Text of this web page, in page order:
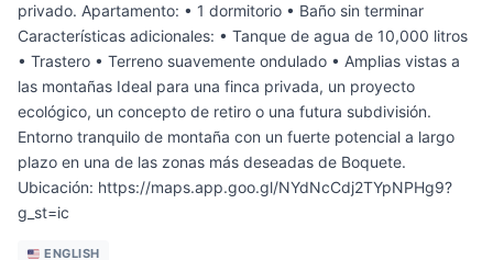
privado. Apartamento: • 1 dormitorio • Baño sin terminar
Características adicionales: • Tanque de agua de 10,000 litros
• Trastero • Terreno suavemente ondulado • Amplias vistas a
las montañas Ideal para una finca privada, un proyecto
ecológico, un concepto de retiro o una futura subdivisión.
Entorno tranquilo de montaña con un fuerte potencial a largo
plazo en una de las zonas más deseadas de Boquete.
Ubicación: https://maps.app.goo.gl/NYdNcCdj2TYpNPHg9?
g_st=ic
ENGLISH